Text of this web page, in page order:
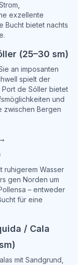
exzellente
Bucht bietet nachts
(25–30 sm)
an imposanten
spielt der
Port de Sóller bietet
und
zwischen Bergen
ruhigerem Wasser
gen Norden um
– entweder
für eine
/ Cala
mit Sandgrund,